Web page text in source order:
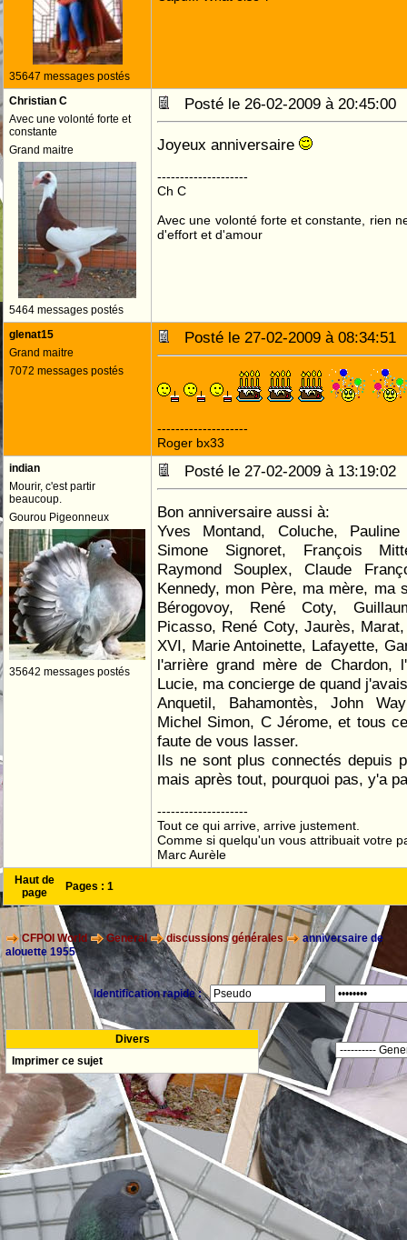
35647 messages postés
Christian C
Avec une volonté forte et
constante
Grand maitre
5464 messages postés
Posté le 26-02-2009 à
Joyeux anniversaire
--------------------
Ch C
Avec une volonté forte et constante, rien
d'effort et d'amour
glenat15
Grand maitre
7072 messages postés
Posté le 27-02-2009 à
--------------------
Roger bx33
indian
Mourir, c'est partir
beaucoup.
Gourou Pigeonneux
35642 messages postés
Posté le 27-02-2009 à
Bon anniversaire aussi à:
Yves Montand, Coluche,
Simone Signoret, François
Raymond Souplex, Claude
Kennedy, mon Père, ma mère, ma
Bérogovoy, René Coty,
Picasso, René Coty, Jaurès,
XVI, Marie Antoinette, Lafayette,
l'arrière grand mère de Chardon,
Lucie, ma concierge de quand
Anquetil, Bahamontès, John
Michel Simon, C Jérome, et tous
faute de vous lasser.
Ils ne sont plus connectés depuis
mais après tout, pourquoi pas, y'a
--------------------
Tout ce qui arrive, arrive justement.
Comme si quelqu'un vous attribuait votre
Marc Aurèle
Haut de
page
Pages : 1
CFPOI World General discussions générales
anniversaire de
alouette 1955
Identification rapide :
Divers
Imprimer ce sujet